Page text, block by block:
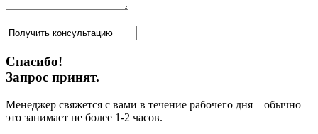
Спасибо!
Запрос принят.
Менеджер свяжется с вами в течение рабочего дня – обычно
это занимает не более 1-2 часов.